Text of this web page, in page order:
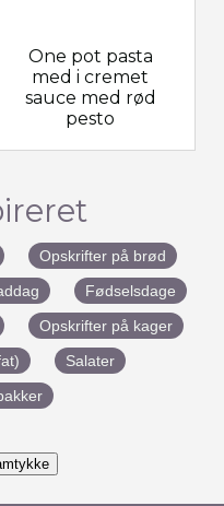
One pot pasta
med i cremet
sauce med rød
pesto
Opskrifter på brød
Fødselsdage
Opskrifter på kager
Salater